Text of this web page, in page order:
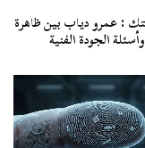
: عمرو دياب بين ظاهرة
الجودة الفنية